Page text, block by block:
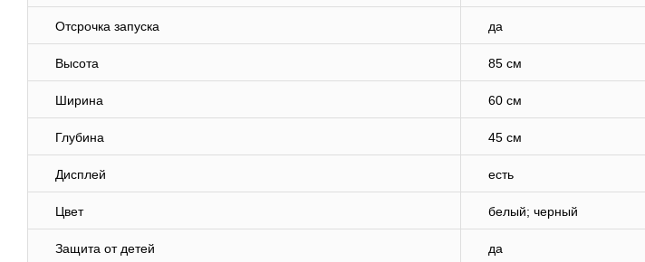
Отсрочка запуска да
Высота 85 см
Ширина 60 см
Глубина 45 см
Дисплей есть
Цвет белый; черный
Защита от детей да